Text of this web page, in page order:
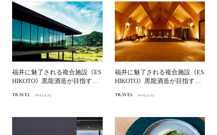
福井に魅了される複合施設《ES
HIKOTO》黒龍酒造が目指す未
TRAVEL 2023.4.25
福井に魅了される複合施設《ES
HIKOTO》黒龍酒造が目指す未
TRAVEL 2023.4.25